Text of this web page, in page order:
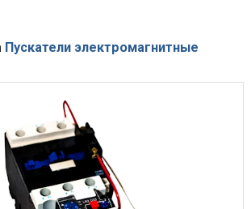
Пускатели электромагнитные